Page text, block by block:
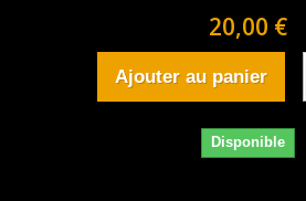
20,00 €
Ajouter au panier
Disponible